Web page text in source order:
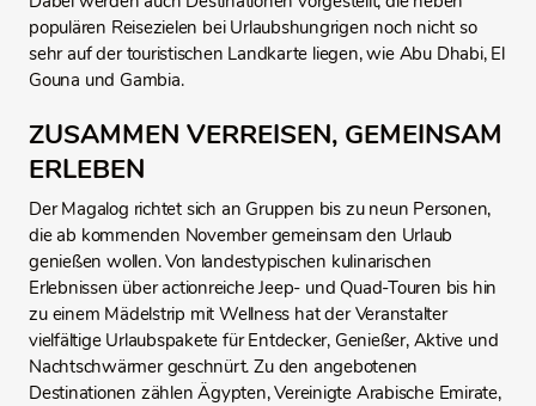
populären Reisezielen bei Urlaubshungrigen noch nicht so
sehr auf der touristischen Landkarte liegen, wie Abu Dhabi, El
Gouna und Gambia.
ZUSAMMEN VERREISEN, GEMEINSAM
ERLEBEN
Der Magalog richtet sich an Gruppen bis zu neun Personen,
die ab kommenden November gemeinsam den Urlaub
genießen wollen. Von landestypischen kulinarischen
Erlebnissen über actionreiche Jeep- und Quad-Touren bis hin
zu einem Mädelstrip mit Wellness hat der Veranstalter
vielfältige Urlaubspakete für Entdecker, Genießer, Aktive und
Nachtschwärmer geschnürt. Zu den angebotenen
Destinationen zählen Ägypten, Vereinigte Arabische Emirate,